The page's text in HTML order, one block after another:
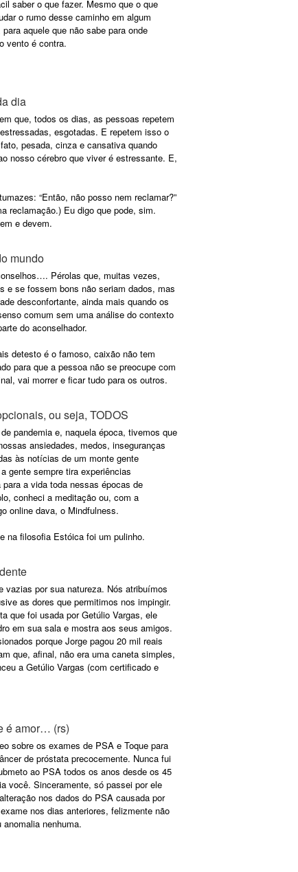
saber o que fazer. Mesmo que o que
o rumo desse caminho em algum
aquele que não sabe para onde
vento é contra.
dia
que, todos os dias, as pessoas repetem
esgotadas. E repetem isso o
pesada, cinza e cansativa quando
nosso cérebro que viver é estressante. E,
“Então, não posso nem reclamar?”
reclamação.) Eu digo que pode, sim.
e devem.
mundo
Pérolas que, muitas vezes,
e se fossem bons não seriam dados, mas
desconfortante, ainda mais quando os
comum sem uma análise do contexto
do aconselhador.
detesto é o famoso, caixão não tem
para que a pessoa não se preocupe com
vai morrer e ficar tudo para os outros.
ou seja, TODOS
pandemia e, naquela época, tivemos que
ansiedades, medos, inseguranças
às notícias de um monte gente
gente sempre tira experiências
a vida toda nessas épocas de
conheci a meditação ou, com a
online dava, o Mindfulness.
na filosofia Estóica foi um pulinho.
vazias por sua natureza. Nós atribuímos
as dores que permitimos nos impingir.
que foi usada por Getúlio Vargas, ele
em sua sala e mostra aos seus amigos.
porque Jorge pagou 20 mil reais
que, afinal, não era uma caneta simples,
a Getúlio Vargas (com certificado e
é amor… (rs)
sobre os exames de PSA e Toque para
de próstata precocemente. Nunca fui
ao PSA todos os anos desde os 45
você. Sinceramente, só passei por ele
nos dados do PSA causada por
nos dias anteriores, felizmente não
nenhuma.